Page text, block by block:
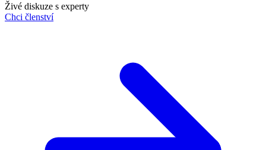
Živé diskuze s experty
Chci členství